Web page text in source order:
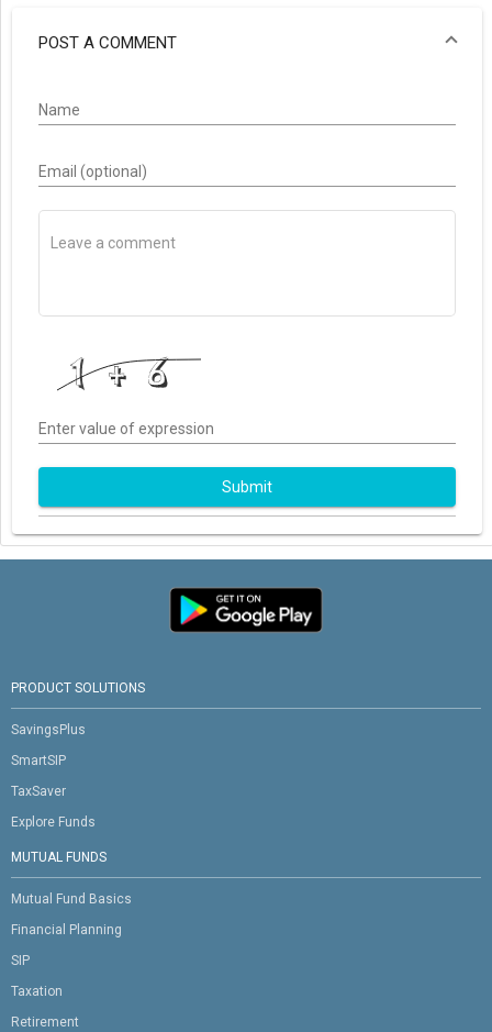
POST A COMMENT
Name
Email (optional)
Enter value of expression
Submit
PRODUCT SOLUTIONS
SavingsPlus
SmartSIP
TaxSaver
Explore Funds
MUTUAL FUNDS
Mutual Fund Basics
Financial Planning
SIP
Taxation
Retirement